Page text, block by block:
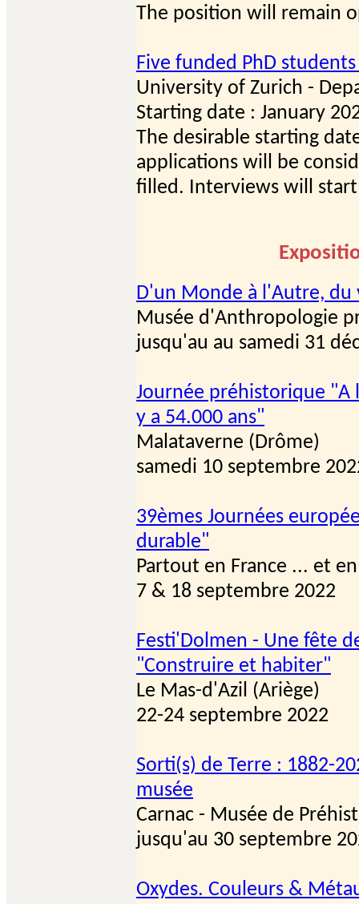
The position will remain
Five funded PhD
University of Zurich -
Starting date : January
The desirable starting
applications will be
filled. Interviews will
D'un Monde à l'Autre, du
Musée d'Anthropologie
jusqu'au au samedi 31
Journée préhistorique "A
y a 54.000 ans"
Malataverne (Drôme)
samedi 10 septembre
39èmes Journées
durable"
Partout en France ... et
7 & 18 septembre 2022
Festi'Dolmen - Une fête
"Construire et habiter"
Le Mas-d'Azil (Ariège)
22-24 septembre 2022
Sorti(s) de Terre : 1882-
musée
Carnac - Musée de
jusqu'au 30 septembre
Oxydes. Couleurs &